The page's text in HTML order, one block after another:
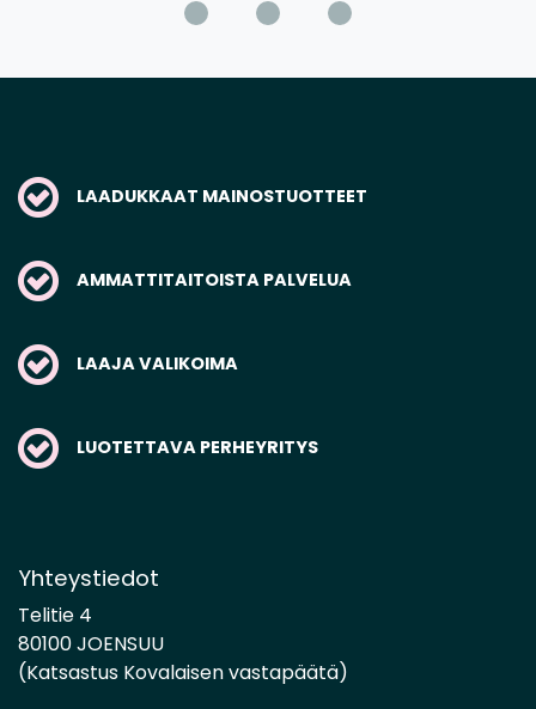
LAADUKKAAT MAINOSTUOTTEET
AMMATTITAITOISTA PALVELUA
LAAJA VALIKOIMA
LUOTETTAVA PERHEYRITYS
Yhteystiedot
Telitie 4
80100 JOENSUU
(Katsastus Kovalaisen vastapäätä)